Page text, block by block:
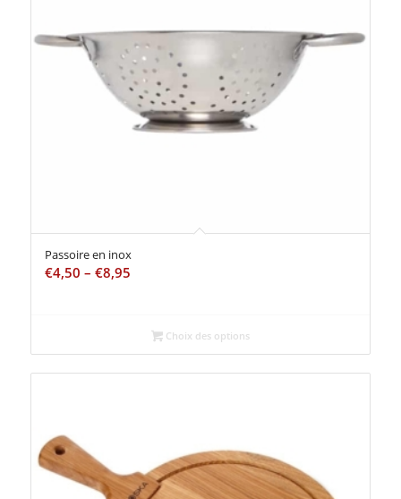
Passoire en inox
€4,50 – €8,95
Choix des options